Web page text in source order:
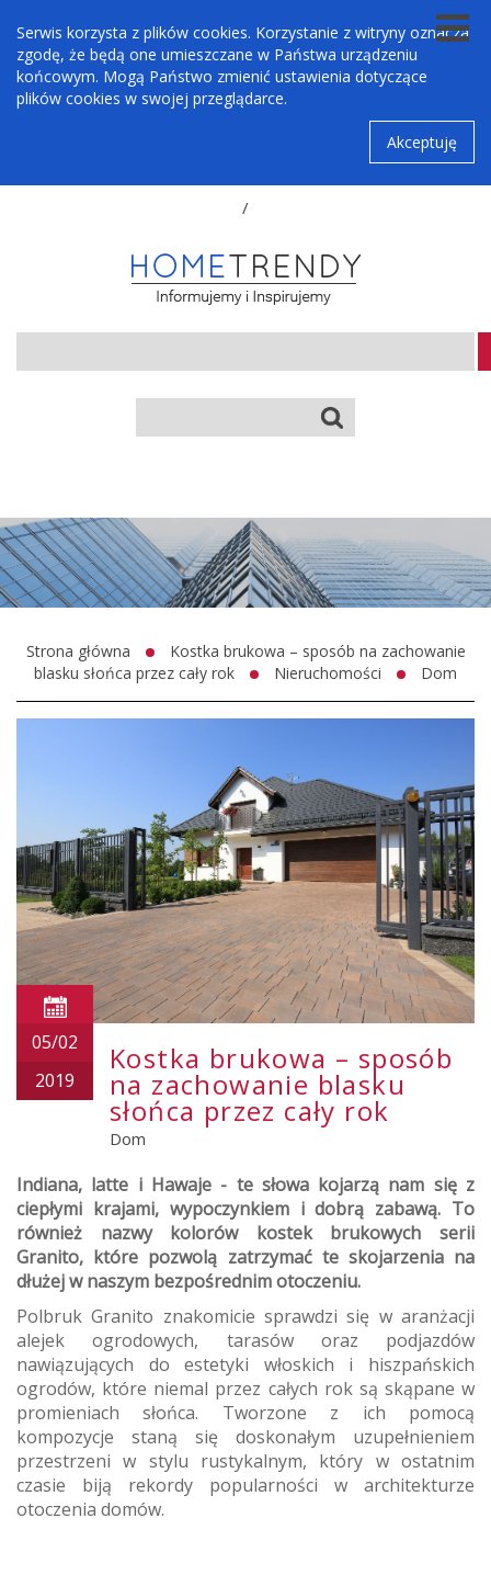
Serwis korzysta z plików cookies. Korzystanie z witryny oznacza
zgodę, że będą one umieszczane w Państwa urządzeniu
końcowym. Mogą Państwo zmienić ustawienia dotyczące
plików cookies w swojej przeglądarce.
Akceptuję
/
Strona główna
Kostka brukowa – sposób na zachowanie
blasku słońca przez cały rok
Nieruchomości Dom
05/02
2019
Kostka brukowa – sposób
na zachowanie blasku
słońca przez cały rok
Dom
Indiana, latte i Hawaje - te słowa kojarzą nam się z
ciepłymi krajami, wypoczynkiem i dobrą zabawą. To
również nazwy kolorów kostek brukowych serii
Granito, które pozwolą zatrzymać te skojarzenia na
dłużej w naszym bezpośrednim otoczeniu.
Polbruk Granito znakomicie sprawdzi się w aranżacji
alejek ogrodowych, tarasów oraz podjazdów
nawiązujących do estetyki włoskich i hiszpańskich
ogrodów, które niemal przez całych rok są skąpane w
promieniach słońca. Tworzone z ich pomocą
kompozycje staną się doskonałym uzupełnieniem
przestrzeni w stylu rustykalnym, który w ostatnim
czasie biją rekordy popularności w architekturze
otoczenia domów.